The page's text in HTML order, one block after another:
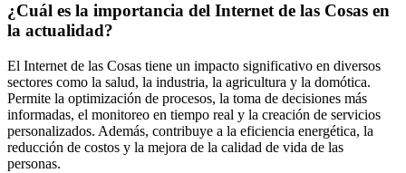
¿Cuál es la importancia del Internet de las Cosas en
la actualidad?
El Internet de las Cosas tiene un impacto significativo en diversos
sectores como la salud, la industria, la agricultura y la domótica.
Permite la optimización de procesos, la toma de decisiones más
informadas, el monitoreo en tiempo real y la creación de servicios
personalizados. Además, contribuye a la eficiencia energética, la
reducción de costos y la mejora de la calidad de vida de las
personas.